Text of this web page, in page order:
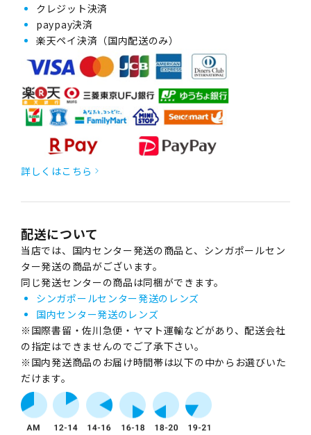
クレジット決済
paypay決済
楽天ペイ決済（国内配送のみ）
詳しくはこちら
配送について
当店では、国内センター発送の商品と、シンガポールセン
ター発送の商品がございます。
同じ発送センターの商品は同梱ができます。
シンガポールセンター発送のレンズ
国内センター発送のレンズ
※国際書留・佐川急便・ヤマト運輸などがあり、配送会社
の指定はできませんのでご了承下さい。
※国内発送商品のお届け時間帯は以下の中からお選びいた
だけます。